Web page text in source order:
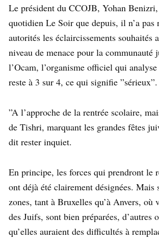
Le président du CCOJB, Yohan
quotidien Le Soir que depuis, il n’a pas
autorités les éclaircissements souhaités
niveau de menace pour la communauté
l’Ocam, l’organisme officiel qui analyse
reste à 3 sur 4, ce qui signifie ”sérieux”.
”A l’approche de la rentrée scolaire,
de Tishri, marquant les grandes fêtes
dit rester inquiet.
En principe, les forces qui prendront le
ont déjà été clairement désignées. Mais
zones, tant à Bruxelles qu’à Anvers, où
des Juifs, sont bien préparées, d’autres
qu’elles auraient des difficultés à